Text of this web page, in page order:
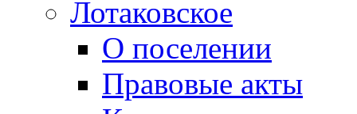
Лотаковское
О поселении
Правовые акты